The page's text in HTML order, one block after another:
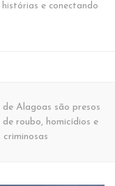
e conectando
Alagoas são presos
roubo, homicídios e